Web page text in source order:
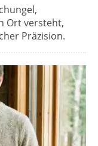
Ort versteht,
Präzision.